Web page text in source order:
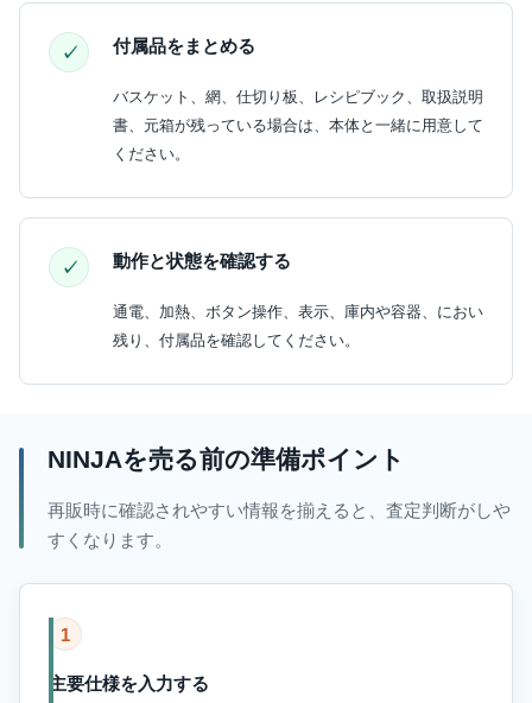
付属品をまとめる
バスケット、網、仕切り板、レシピブック、取扱説明
書、元箱が残っている場合は、本体と一緒に用意して
ください。
動作と状態を確認する
通電、加熱、ボタン操作、表示、庫内や容器、におい
残り、付属品を確認してください。
NINJAを売る前の準備ポイント
再販時に確認されやすい情報を揃えると、査定判断がしや
すくなります。
1
主要仕様を入力する